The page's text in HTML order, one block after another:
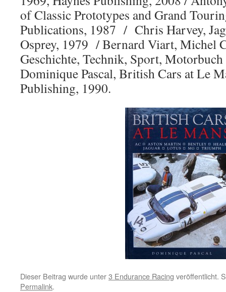
of Classic Prototypes and Grand
Publications, 1987 / Chris Harvey,
Osprey, 1979 / Bernard Viart, Michel
Geschichte, Technik, Sport,
Dominique Pascal, British Cars at Le
Publishing, 1990.
Dieser Beitrag wurde unter3 Endurance Racing veröffentlicht.
Permalink.